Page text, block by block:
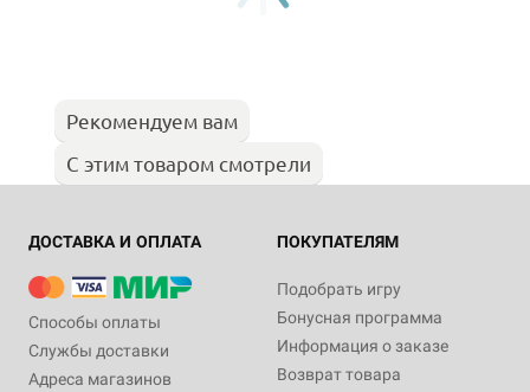
Рекомендуем вам
С этим товаром смотрели
ДОСТАВКА И ОПЛАТА
Способы оплаты
Службы доставки
Адреса магазинов
ПОКУПАТЕЛЯМ
Подобрать игру
Бонусная программа
Информация о заказе
Возврат товара